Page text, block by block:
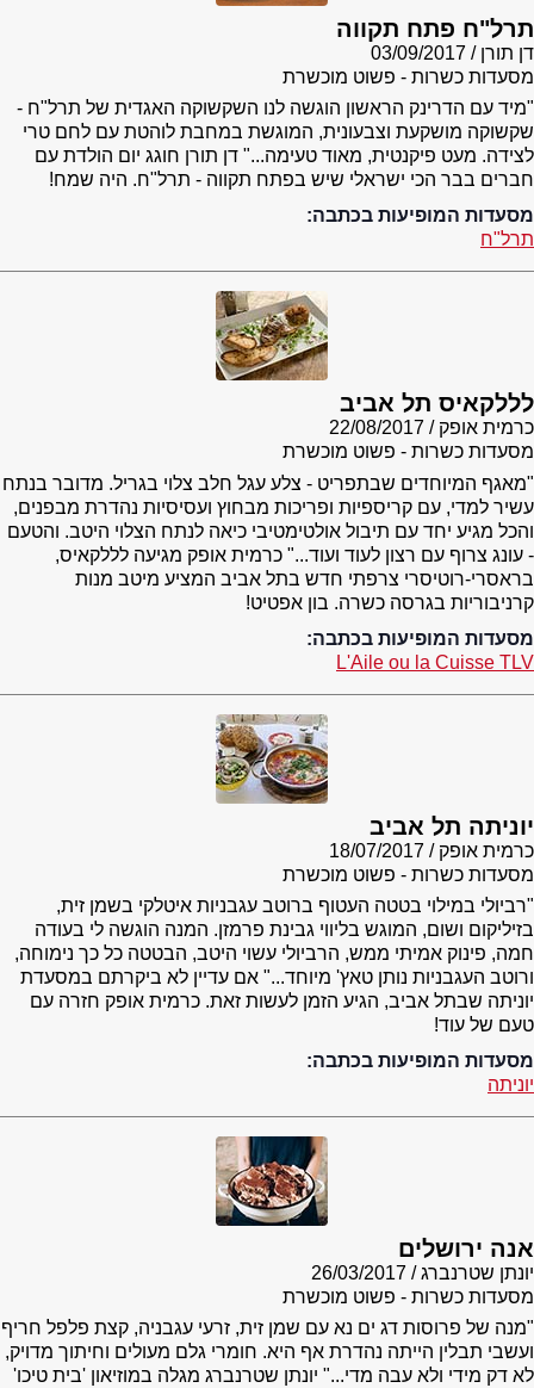
תרל"ח פתח תקווה
דן תורן
03/09/2017
מסעדות כשרות - פשוט מוכשרת
"מיד עם הדרינק הראשון הוגשה לנו השקשוקה האגדית של תרל"ח -
שקשוקה מושקעת וצבעונית, המוגשת במחבת לוהטת עם לחם טרי
לצידה. מעט פיקנטית, מאוד טעימה..." דן תורן חוגג יום הולדת עם
חברים בבר הכי ישראלי שיש בפתח תקווה - תרל"ח. היה שמח!
מסעדות המופיעות בכתבה:
תרל"ח
לללקאיס תל אביב
כרמית אופק
22/08/2017
מסעדות כשרות - פשוט מוכשרת
"מאגף המיוחדים שבתפריט - צלע עגל חלב צלוי בגריל. מדובר בנתח
עשיר למדי, עם קריספיות ופריכות מבחוץ ועסיסיות נהדרת מבפנים,
והכל מגיע יחד עם תיבול אולטימטיבי כיאה לנתח הצלוי היטב. והטעם
- עונג צרוף עם רצון לעוד ועוד..." כרמית אופק מגיעה לללקאיס,
בראסרי-רוטיסרי צרפתי חדש בתל אביב המציע מיטב מנות
קרניבוריות בגרסה כשרה. בון אפטיט!
מסעדות המופיעות בכתבה:
L'Aile ou la Cuisse TLV
יוניתה תל אביב
כרמית אופק
18/07/2017
מסעדות כשרות - פשוט מוכשרת
"רביולי במילוי בטטה העטוף ברוטב עגבניות איטלקי בשמן זית,
בזיליקום ושום, המוגש בליווי גבינת פרמזן. המנה הוגשה לי בעודה
חמה, פינוק אמיתי ממש, הרביולי עשוי היטב, הבטטה כל כך נימוחה,
ורוטב העגבניות נותן טאץ' מיוחד..." אם עדיין לא ביקרתם במסעדת
יוניתה שבתל אביב, הגיע הזמן לעשות זאת. כרמית אופק חזרה עם
טעם של עוד!
מסעדות המופיעות בכתבה:
יוניתה
אנה ירושלים
יונתן שטרנברג
26/03/2017
מסעדות כשרות - פשוט מוכשרת
"מנה של פרוסות דג ים נא עם שמן זית, זרעי עגבניה, קצת פלפל חריף
ועשבי תבלין הייתה נהדרת אף היא. חומרי גלם מעולים וחיתוך מדויק,
לא דק מידי ולא עבה מדי..." יונתן שטרנברג מגלה במוזיאון 'בית טיכו'